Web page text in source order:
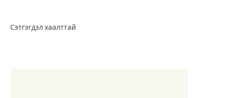
Сэтгэгдэл хаалттай